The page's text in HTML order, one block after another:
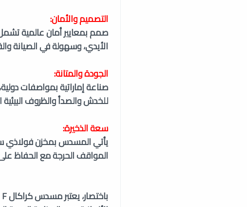
التصميم والأمان:
صمم بمعايير أمان عالمية
الأيدي، وسهولة في الصيانة
الجودة والمتانة:
صناعة إماراتية بمواصفات
للخدش والصدأ والظروف
سعة الذخيرة:
المواقف الحرجة مع الحفاظ